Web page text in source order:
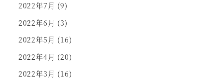
2022年7月 (9)
2022年6月 (3)
2022年5月 (16)
2022年4月 (20)
2022年3月 (16)